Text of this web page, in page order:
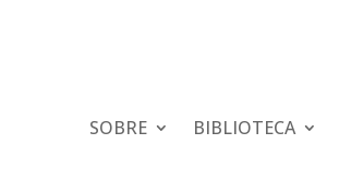
SOBRE BIBLIOTECA